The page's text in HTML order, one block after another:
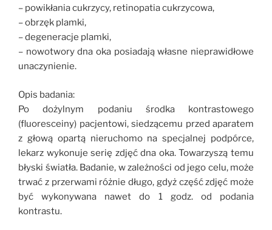
– powikłania cukrzycy, retinopatia cukrzycowa,
– obrzęk plamki,
– degeneracje plamki,
– nowotwory dna oka posiadają własne nieprawidłowe
unaczynienie.
Opis badania:
Po dożylnym podaniu środka kontrastowego
(fluoresceiny) pacjentowi, siedzącemu przed aparatem
z głową opartą nieruchomo na specjalnej podpórce,
lekarz wykonuje serię zdjęć dna oka. Towarzyszą temu
błyski światła. Badanie, w zależności od jego celu, może
trwać z przerwami różnie długo, gdyż część zdjęć może
być wykonywana nawet do 1 godz. od podania
kontrastu.